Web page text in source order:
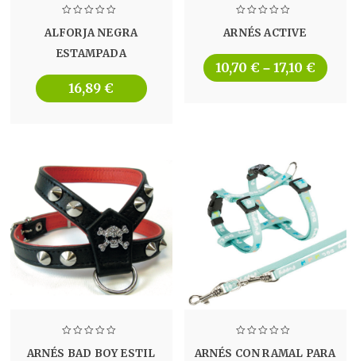
ALFORJA NEGRA
ESTAMPADA
16,89 €
ARNÉS ACTIVE
10,70 € – 17,10 €
ARNÉS BAD BOY ESTIL
ARNÉS CON RAMAL PARA